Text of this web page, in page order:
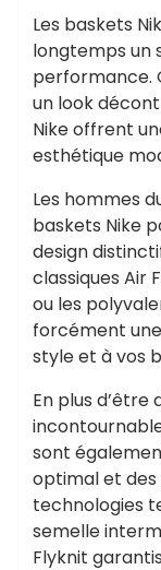
Les baskets
longtemps un
performance.
un look
Nike offrent
esthétique
Les hommes
baskets Nike
design
classiques Air
ou les
forcément
style et à vos
En plus
sont
optimal et des
technologies
semelle
Flyknit